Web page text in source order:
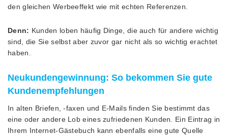
den gleichen Werbeeffekt wie mit echten Referenzen.
Denn: Kunden loben häufig Dinge, die auch für andere wichtig
sind, die Sie selbst aber zuvor gar nicht als so wichtig erachtet
haben.
Neukundengewinnung: So bekommen Sie gute
Kundenempfehlungen
In alten Briefen, -faxen und E-Mails finden Sie bestimmt das
eine oder andere Lob eines zufriedenen Kunden. Ein Eintrag in
Ihrem Internet-Gästebuch kann ebenfalls eine gute Quelle